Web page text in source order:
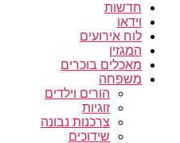
חדשות
וידאו
לוח אירועים
המגזין
מאכלים בוכרים
משפחה
הורים וילדים
זוגיות
צרכנות נבונה
שידוכים